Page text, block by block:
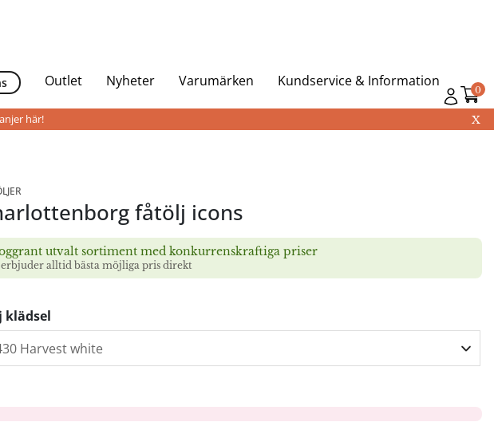
0
Outlet Nyheter Varumärken Kundservice & Information
här! X
fåtölj icons
utvalt sortiment med konkurrenskraftiga priser
alltid bästa möjliga pris direkt
klädsel